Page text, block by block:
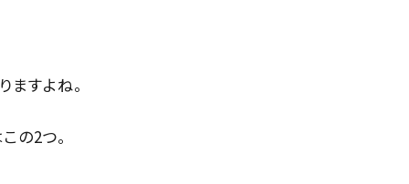
ますよね。
の2つ。